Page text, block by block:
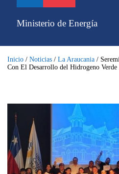
contenidoMinisterio de Energía
Inicio / Noticias / La Araucania /
Con El Desarrollo del Hidrogeno